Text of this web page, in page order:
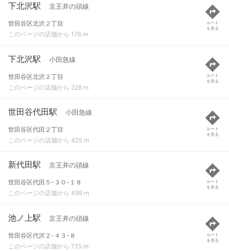
下北沢駅 京王井の頭線
世田谷区北沢２丁目
このページの店舗から 176 m
ルート
を見る
下北沢駅 小田急線
世田谷区北沢２丁目
このページの店舗から 228 m
ルート
を見る
世田谷代田駅 小田急線
世田谷区代田２丁目
このページの店舗から 425 m
ルート
を見る
新代田駅 京王井の頭線
世田谷区代田５-３０-１８
このページの店舗から 499 m
ルート
を見る
池ノ上駅 京王井の頭線
世田谷区代沢２-４３-８
このページの店舗から 725 m
ルート
を見る